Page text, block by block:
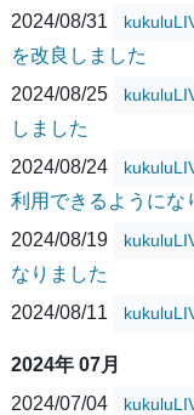
2024/08/31
を改良しました
2024/08/25
しました
2024/08/24
利用できるようにな
2024/08/19
なりました
2024/08/11
2024年 07月
2024/07/04